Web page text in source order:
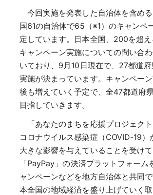
今回実施を発表した自治体を含め
国61の自治体で65（※1）のキャンペ
定しています。日本全国、200を超
キャンペーン実施についての問い合
いており、9月10日現在で、27都道
実施が決まっています。キャンペー
後も増えていく予定で、全47都道府
目指していきます。
「あなたのまちを応援プロジェク
コロナウイルス感染症（COVID-19）
大きな影響を与えていることを受けて
「PayPay」の決済プラットフォーム
ャンペーンなどを地方自治体と共同
本全国の地域経済を盛り上げていく